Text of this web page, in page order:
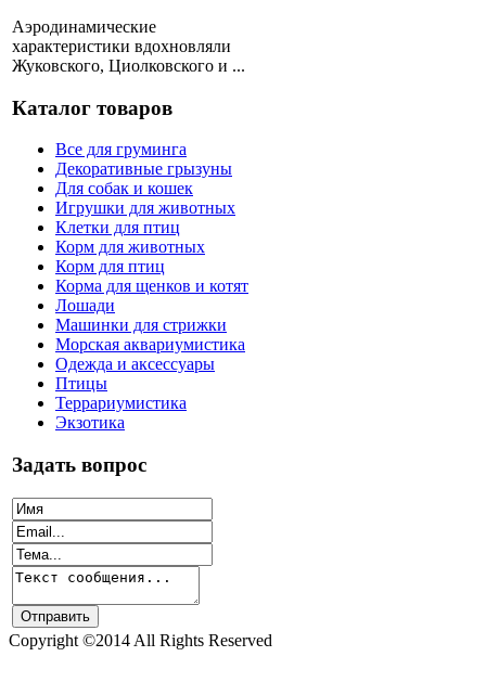
Аэродинамические
характеристики вдохновляли
Жуковского, Циолковского и ...
Каталог товаров
Все для груминга
Декоративные грызуны
Для собак и кошек
Игрушки для животных
Клетки для птиц
Корм для животных
Корм для птиц
Корма для щенков и котят
Лошади
Машинки для стрижки
Морская аквариумистика
Одежда и аксессуары
Птицы
Террариумистика
Экзотика
Задать вопрос
Copyright ©2014 All Rights Reserved